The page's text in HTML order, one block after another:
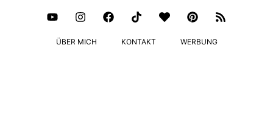
ÜBER MICH KONTAKT WERBUNG